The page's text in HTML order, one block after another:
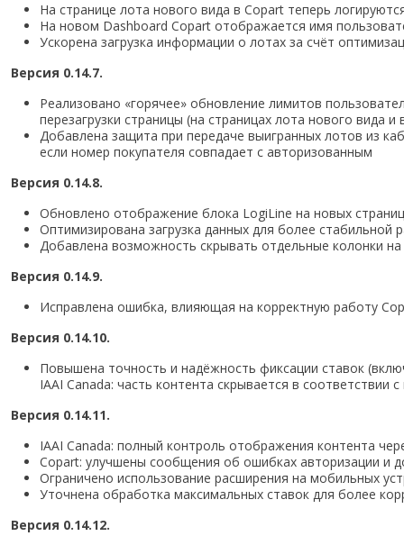
На странице лота нового вида в Copart теперь
На новом Dashboard Copart отображается имя
Ускорена загрузка информации о лотах за счёт
Версия 0.14.7.
Реализовано «горячее» обновление лимитов
перезагрузки страницы (на страницах лота нового вида и
Добавлена защита при передаче выигранных лотов из
если номер покупателя совпадает с авторизованным
Версия 0.14.8.
Обновлено отображение блока LogiLine на новых
Оптимизирована загрузка данных для более стабильной
Добавлена возможность скрывать отдельные колонки
Версия 0.14.9.
Исправлена ошибка, влияющая на корректную работу
Версия 0.14.10.
Повышена точность и надёжность фиксации ставок
IAAI Canada: часть контента скрывается в соответствии
Версия 0.14.11.
IAAI Canada: полный контроль отображения контента
Copart: улучшены сообщения об ошибках авторизации и
Ограничено использование расширения на мобильных
Уточнена обработка максимальных ставок для более
Версия 0.14.12.